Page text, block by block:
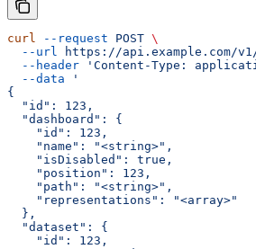
curl --request POST \
  --url
https://api.example.com/
  --header
'Content-Type:
  --data
'
{
  "id": 123,
  "dashboard": {
    "id": 123,
    "name": "<string>",
    "isDisabled": true,
    "position": 123,
    "path": "<string>",
    "representations": "<array>"
  },
  "dataset": {
    "id": 123,